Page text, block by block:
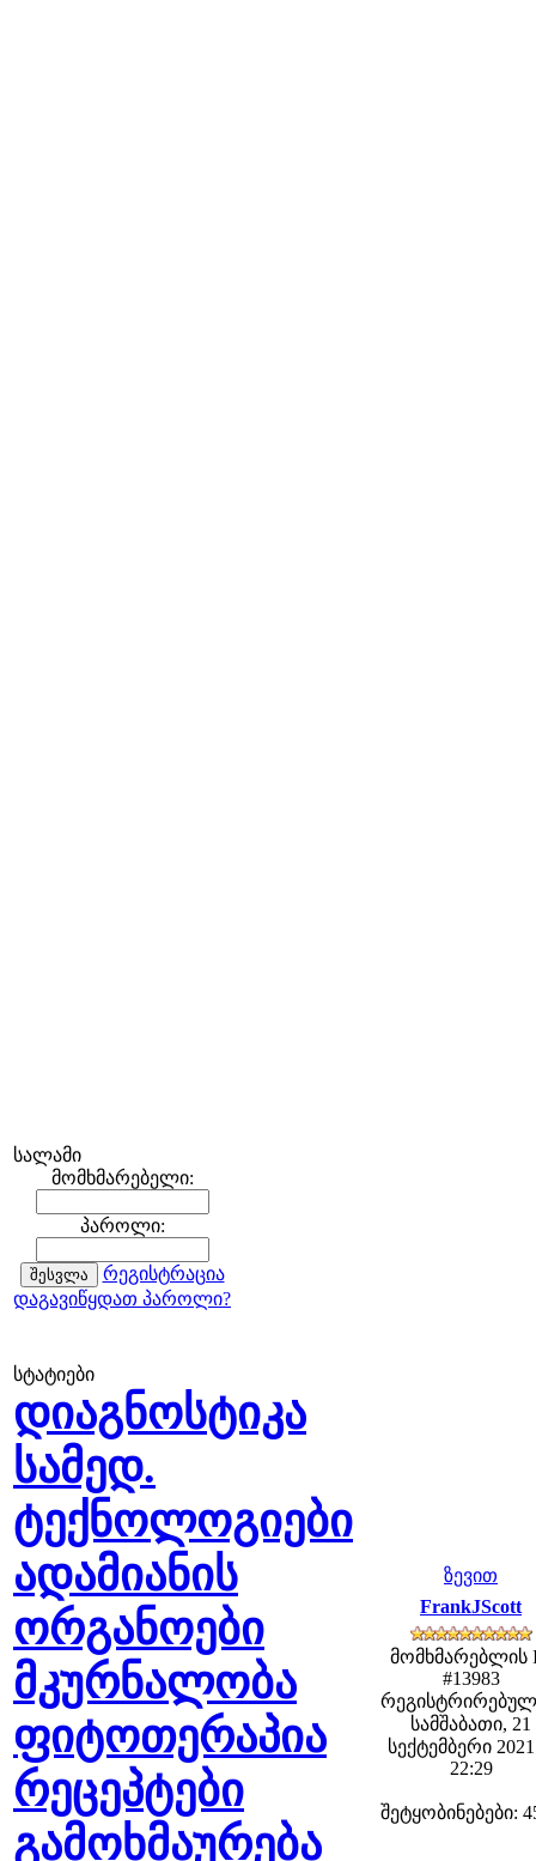
სალამი
მომხმარებელი:
პაროლი:
რეგისტრაცია
დაგავიწყდათ პაროლი?
სტატიები
დიაგნოსტიკა
სამედ.
ტექნოლოგიები
ადამიანის
ორგანოები
მკურნალობა
ფიტოთერაპია
რეცეპტები
გამოხმაურება
ზევით
FrankJScott
მომხმარებლის
#13983
სამშაბათი, 21
სექტემბერი
22:29
შეტყობინებები: